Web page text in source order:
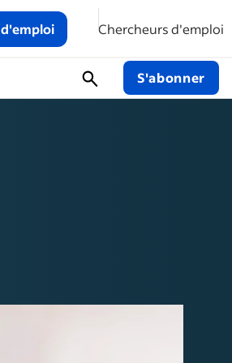
Chercheurs d'emploi
S'abonner